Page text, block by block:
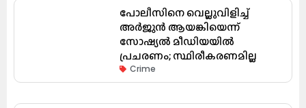
പോലീസിനെ വെല്ലുവിളിച്ച്
അർജുൻ ആയങ്കിയെന്ന്
സോഷ്യൽ മീഡിയയിൽ
പ്രചരണം; സ്ഥിരീകരണമില്ല
Crime